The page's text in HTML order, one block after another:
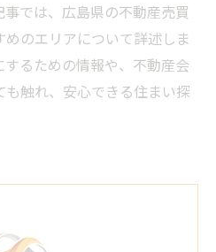
では、広島県の不動産売買
のエリアについて詳述しま
るための情報や、不動産会
触れ、安心できる住まい探